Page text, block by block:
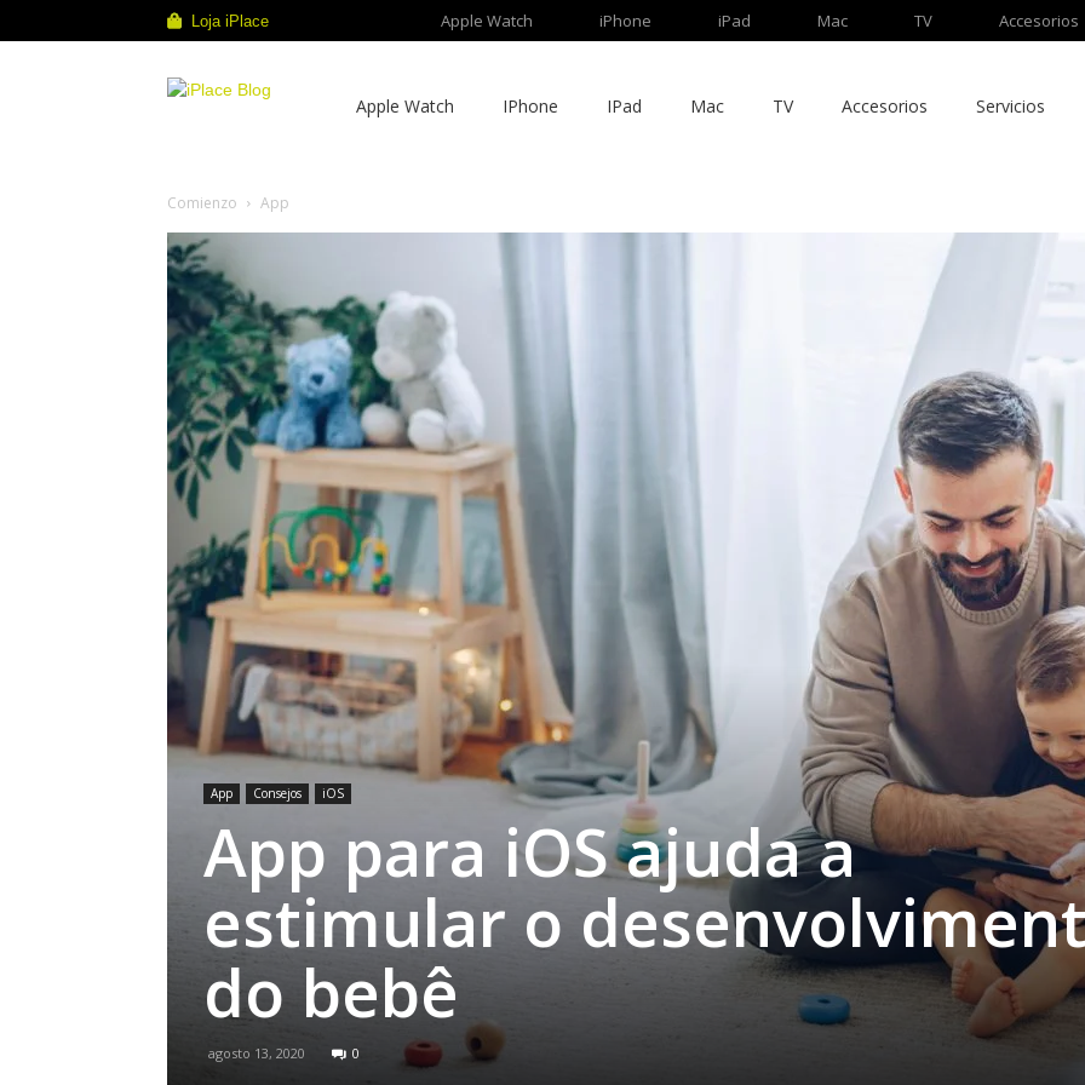
Loja iPlace Apple Watch iPhone iPad Mac TV Accesorios
Apple Watch IPhone IPad Mac TV Accesorios Servicios
Comienzo App
App Consejos iOS
App para iOS ajuda a
estimular o
do bebê
agosto 13, 2020 0